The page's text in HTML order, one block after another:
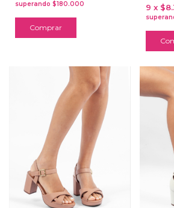
Comprar
9 x